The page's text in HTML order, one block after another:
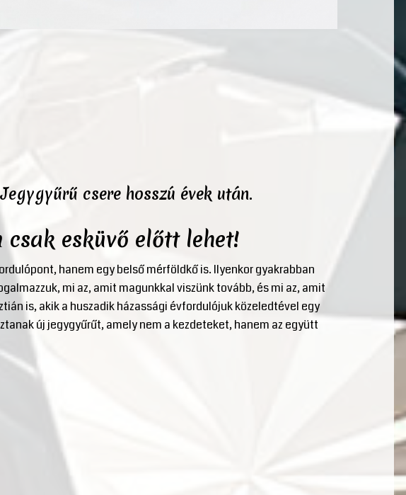
csere hosszú évek után.
csak esküvő előtt lehet!
hanem egy belső mérföldkő is. Ilyenkor gyakrabban
mi az, amit magunkkal viszünk tovább, és mi az, amit
is, akik a huszadik házassági évfordulójuk közeledtével egy
új jegygyűrűt, amely nem a kezdeteket, hanem az együtt